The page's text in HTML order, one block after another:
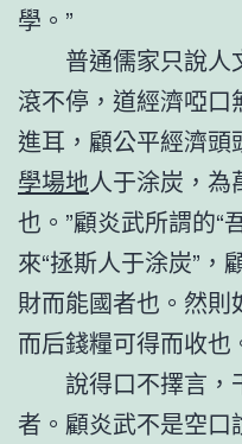
學。”
普通儒家只說人
滾不停，道經濟啞
進耳，顧公平經濟頭
學場地人于涂炭，
也。”顧炎武所謂的“
來“拯斯人于涂炭”，
財而能國者也。然則
而后錢糧可得而收也
說得口不擇言，
者。顧炎武不是空口